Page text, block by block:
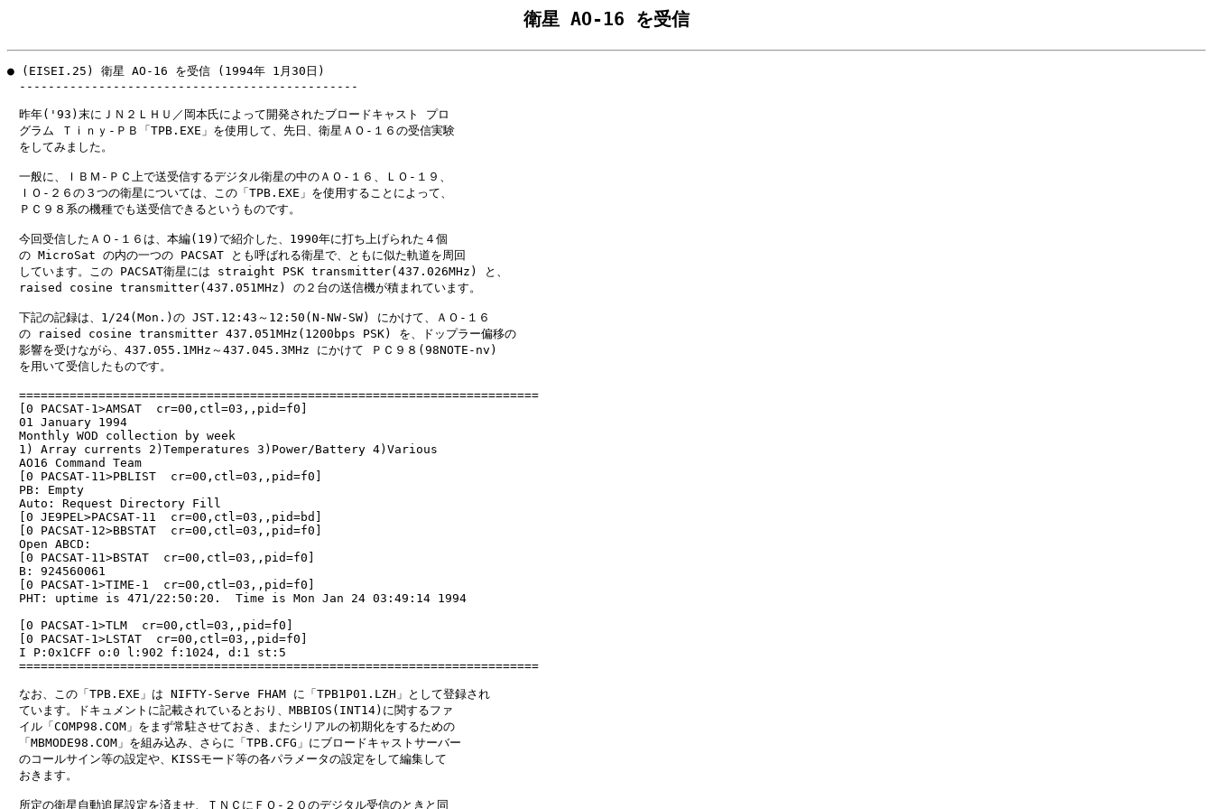
衛星 AO-16 を受信
● (EISEI.25) 衛星 AO-16 を受信 (1994年 1月30日)
-----------------------------------------------
昨年('93)末にＪＮ２ＬＨＵ／岡本氏によって開発されたブロードキャスト プロ
グラム Ｔｉｎｙ-ＰＢ「TPB.EXE」を使用して、先日、衛星ＡＯ-１６の受信実験
をしてみました。
一般に、ＩＢＭ-ＰＣ上で送受信するデジタル衛星の中のＡＯ-１６、ＬＯ-１９、
ＩＯ-２６の３つの衛星については、この「TPB.EXE」を使用することによって、
ＰＣ９８系の機種でも送受信できるというものです。
今回受信したＡＯ-１６は、本編(19)で紹介した、1990年に打ち上げられた４個
の MicroSat の内の一つの PACSAT とも呼ばれる衛星で、ともに似た軌道を周回
しています。この PACSAT衛星には straight PSK transmitter(437.026MHz) と、
raised cosine transmitter(437.051MHz) の２台の送信機が積まれています。
下記の記録は、1/24(Mon.)の JST.12:43～12:50(N-NW-SW) にかけて、ＡＯ-１６
の raised cosine transmitter 437.051MHz(1200bps PSK) を、ドップラー偏移の
影響を受けながら、437.055.1MHz～437.045.3MHz にかけて ＰＣ９８(98NOTE-nv)
を用いて受信したものです。
========================================================================
[0 PACSAT-1>AMSAT  cr=00,ctl=03, ,pid=f0]
01 January 1994
Monthly WOD collection by week
1) Array currents 2)Temperatures 3)Power/Battery 4)Various
AO16 Command Team
[0 PACSAT-11>PBLIST  cr=00,ctl=03, ,pid=f0]
PB: Empty
Auto: Request Directory Fill
[0 JE9PEL>PACSAT-11  cr=00,ctl=03, ,pid=bd]
[0 PACSAT-12>BBSTAT  cr=00,ctl=03, ,pid=f0]
Open ABCD:
[0 PACSAT-11>BSTAT  cr=00,ctl=03, ,pid=f0]
B: 924560061
[0 PACSAT-1>TIME-1  cr=00,ctl=03, ,pid=f0]
PHT: uptime is 471/22:50:20.  Time is Mon Jan 24 03:49:14 1994
[0 PACSAT-1>TLM  cr=00,ctl=03, ,pid=f0]
[0 PACSAT-1>LSTAT  cr=00,ctl=03, ,pid=f0]
I P:0x1CFF o:0 l:902 f:1024, d:1 st:5
========================================================================
なお、この「TPB.EXE」は NIFTY-Serve FHAM に「TPB1P01.LZH」として登録され
ています。ドキュメントに記載されているとおり、MBBIOS(INT14)に関するファ
イル「COMP98.COM」をまず常駐させておき、またシリアルの初期化をするための
「MBMODE98.COM」を組み込み、さらに「TPB.CFG」にブロードキャストサーバー
のコールサイン等の設定や、KISSモード等の各パラメータの設定をして編集して
おきます。
所定の衛星自動追尾設定を済ませ、ＴＮＣにＦＯ-２０のデジタル受信のときと同